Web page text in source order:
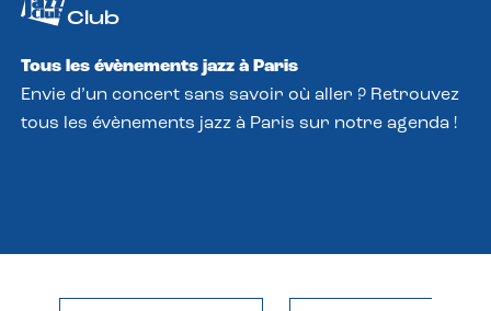
Club
Tous les évènements jazz à Paris
Envie d’un concert sans savoir où aller ? Retrouvez
tous les évènements jazz à Paris sur notre agenda !